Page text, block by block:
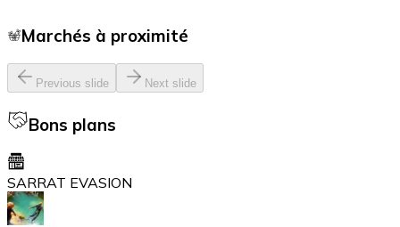
Marchés à proximité
Previous slide Next slide
Bons plans
SARRAT EVASION